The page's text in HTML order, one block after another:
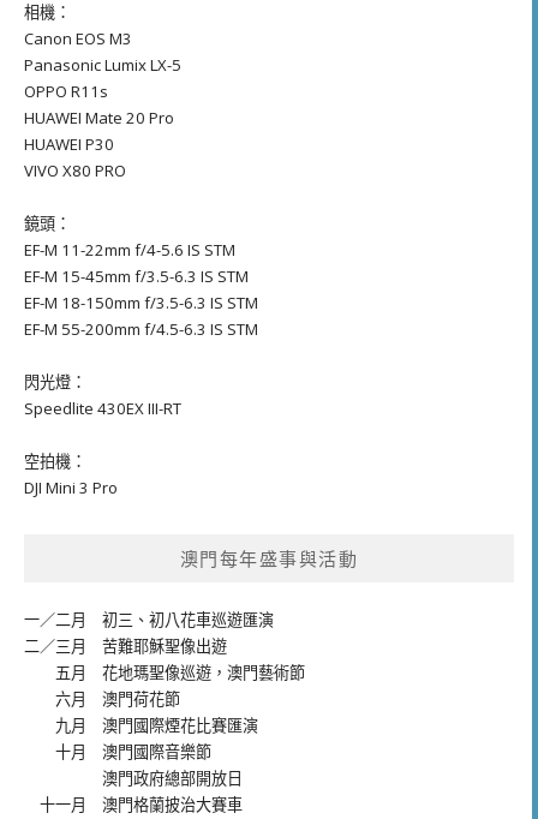
相機：
Canon EOS M3
Panasonic Lumix LX-5
OPPO R11s
HUAWEI Mate 20 Pro
HUAWEI P30
VIVO X80 PRO
鏡頭：
EF-M 11-22mm f/4-5.6 IS STM
EF-M 15-45mm f/3.5-6.3 IS STM
EF-M 18-150mm f/3.5-6.3 IS STM
EF-M 55-200mm f/4.5-6.3 IS STM
閃光燈：
Speedlite 430EX III-RT
空拍機：
DJI Mini 3 Pro
澳門每年盛事與活動
一／二月 初三、初八花車巡遊匯演
二／三月 苦難耶穌聖像出遊
五月 花地瑪聖像巡遊 ， 澳門藝術節
六月 澳門荷花節
九月 澳門國際煙花比賽匯演
十月 澳門國際音樂節
澳門政府總部開放日
十一月 澳門格蘭披治大賽車